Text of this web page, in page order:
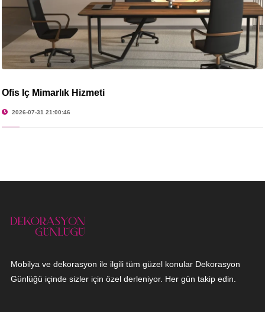
Ofis İç Mimarlık Hizmeti
2026-07-31 21:00:46
Mobilya ve dekorasyon ile ilgili tüm güzel konular Dekorasyon
Günlüğü içinde sizler için özel derleniyor. Her gün takip edin.